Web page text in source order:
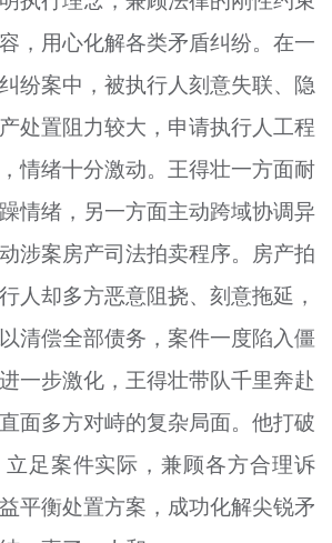
，用心化解各类矛盾纠纷。在一
纷案中，被执行人刻意失联、隐
处置阻力较大，申请执行人工程
情绪十分激动。王得壮一方面耐
情绪，另一方面主动跨域协调异
涉案房产司法拍卖程序。房产拍
人却多方恶意阻挠、刻意拖延，
清偿全部债务，案件一度陷入僵
一步激化，王得壮带队千里奔赴
面多方对峙的复杂局面。他打破
足案件实际，兼顾各方合理诉
平衡处置方案，成功化解尖锐矛